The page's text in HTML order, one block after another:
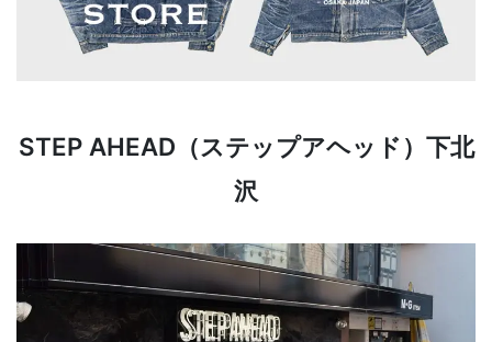
STEP AHEAD（ステップアヘッド）下北
沢